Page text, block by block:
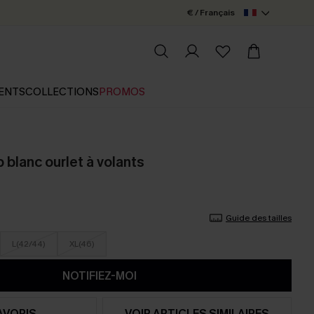
€ / Français
COLLECTIONSPROMOS
blanc ourlet à volants
Guide des tailles
L(42/44) XL(46)
NOTIFIEZ-MOI